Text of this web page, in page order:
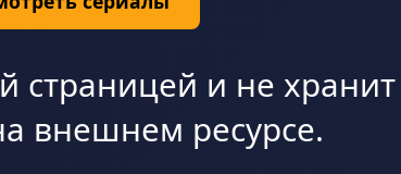
страницей и не
внешнем ресурсе.